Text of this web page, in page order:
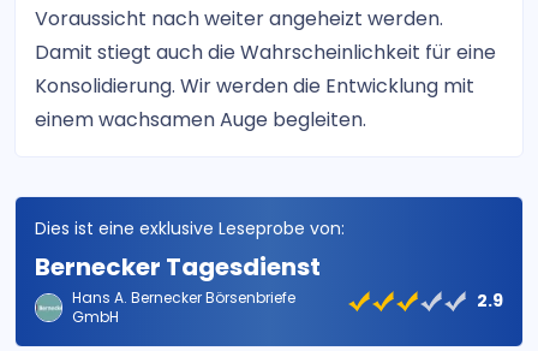
Voraussicht nach weiter angeheizt werden.
Damit stiegt auch die Wahrscheinlichkeit für eine
Konsolidierung. Wir werden die Entwicklung mit
einem wachsamen Auge begleiten.
Dies ist eine exklusive Leseprobe von:
Bernecker Tagesdienst
Hans A. Bernecker Börsenbriefe
GmbH
2.9